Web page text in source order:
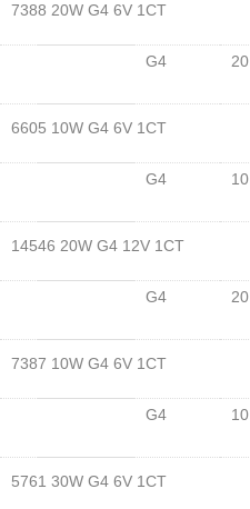
7388 20W G4 6V 1CT
G4
20
6605 10W G4 6V 1CT
G4
10
14546 20W G4 12V 1CT
G4
20
7387 10W G4 6V 1CT
G4
10
5761 30W G4 6V 1CT